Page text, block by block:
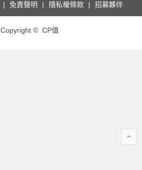
免責聲明 隱私權條款 招募夥伴
Copyright © CP值